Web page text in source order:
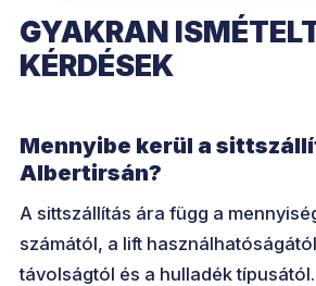
GYAKRAN
KÉRDÉSEK
Mennyibe kerül a
Albertirsán?
A sittszállítás ára függ a
számától, a lift
távolságtól és a hulladék